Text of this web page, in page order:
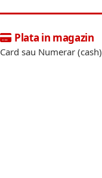
Plata in magazin
Card sau Numerar (cash)